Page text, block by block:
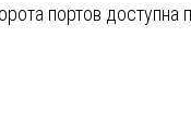
портов доступна